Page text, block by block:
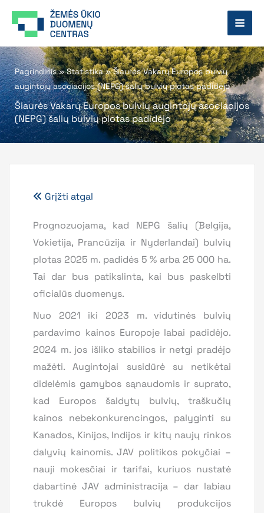
prie
Pagrindinis»Statistika»Šiaurės Vakarų Europos bulvių
augintojų asociacijos (NEPG) šalių bulvių plotas padidėjo
Šiaurės Vakarų Europos bulvių augintojų asociacijos
(NEPG) šalių bulvių plotas padidėjo
Grįžti atgal
Prognozuojama, kad NEPG šalių (Belgija,
Vokietija, Prancūzija ir Nyderlandai) bulvių
plotas 2025 m. padidės 5 % arba 25 000 ha.
Tai dar bus patikslinta, kai bus paskelbti
oficialūs duomenys.
Nuo 2021 iki 2023 m. vidutinės bulvių
pardavimo kainos Europoje labai padidėjo.
2024 m. jos išliko stabilios ir netgi pradėjo
mažėti. Augintojai susidūrė su netikėtai
didelėmis gamybos sąnaudomis ir suprato,
kad Europos šaldytų bulvių, traškučių
kainos nebekonkurencingos, palyginti su
Kanados, Kinijos, Indijos ir kitų naujų rinkos
dalyvių kainomis. JAV politikos pokyčiai –
nauji mokesčiai ir tarifai, kuriuos nustatė
dabartinė JAV administracija – dar labiau
trukdė Europos bulvių produkcijos